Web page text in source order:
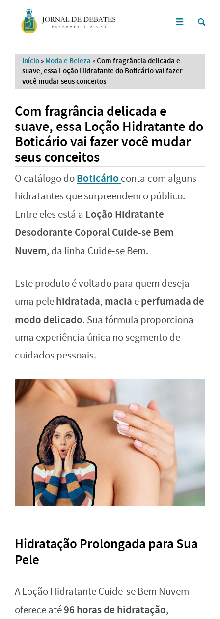
Início » Moda e Beleza »Com fragrância delicada e
suave, essa Loção Hidratante do Boticário vai fazer
você mudar seus conceitos
Com fragrância delicada e
suave, essa Loção Hidratante do
Boticário vai fazer você mudar
seus conceitos
O catálogo doBoticário conta com alguns
hidratantes que surpreendem o público.
Entre eles está a Loção Hidratante
Desodorante Coporal Cuide-se Bem
Nuvem, da linha Cuide-se Bem.
Este produto é voltado para quem deseja
uma pelehidratada, macia eperfumada de
modo delicado. Sua fórmula proporciona
uma experiência única no segmento de
cuidados pessoais.
Hidratação Prolongada para Sua
Pele
A Loção Hidratante Cuide-se Bem Nuvem
oferece até96 horas de hidratação,